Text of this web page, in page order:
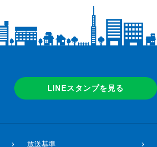
LINEスタンプを見る
放送基準